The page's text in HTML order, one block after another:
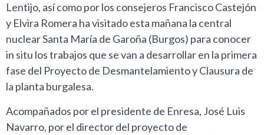
Lentijo, así como por los consejeros Francisco Castejón
y Elvira Romera ha visitado esta mañana la central
nuclear Santa María de Garoña (Burgos) para conocer
in situ los trabajos que se van a desarrollar en la primera
fase del Proyecto de Desmantelamiento y Clausura de
la planta burgalesa.
Acompañados por el presidente de Enresa, José Luis
Navarro, por el director del proyecto de